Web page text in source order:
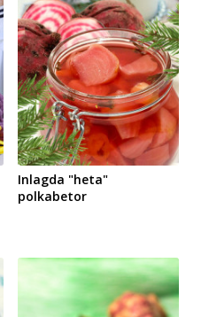
Inlagda "heta"
polkabetor